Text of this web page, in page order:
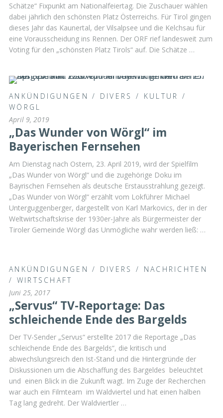
Schätze“ Fixpunkt am Nationalfeiertag. Die Zuschauer wählen
dabei jährlich den schönsten Platz Österreichs. Für Tirol gingen
dieses Jahr das Kaunertal, der Vilsalpsee und die Kelchsau für
eine Vorausscheidung ins Rennen. Der ORF rief landesweit zum
Voting für den „schönsten Platz Tirols“ auf. Die Schätze …
ANKÜNDIGUNGEN / DIVERS / KULTUR
/
WÖRGL
April 9, 2019
„Das Wunder von Wörgl“ im
Bayerischen Fernsehen
Am Dienstag nach Ostern, 23. April 2019, wird der Spielfilm
„Das Wunder von Wörgl“ und die zugehörige Doku im
Bayrischen Fernsehen als deutsche Erstausstrahlung gezeigt.
„Das Wunder von Wörgl“ erzählt vom Lokführer Michael
Unterguggenberger, dargestellt von Karl Markovics, der in der
Weltwirtschaftskrise der 1930er-Jahre als Bürgermeister der
Tiroler Gemeinde Wörgl das Unmögliche wahr werden ließ: …
ANKÜNDIGUNGEN / DIVERS / NACHRICHTEN
/ WIRTSCHAFT
Juni 25, 2017
„Servus“ TV-Reportage: Das
schleichende Ende des Bargelds
Der TV-Sender „Servus“ erstellte 2017 die Reportage „Das
schleichende Ende des Bargelds“, die kritisch und
abwechslungsreich den Ist-Stand und die Hintergründe der
Diskussionen um die Abschaffung des Bargeldes beleuchtet
und einen Blick in die Zukunft wagt. Im Zuge der Recherchen
war auch ein Filmteam im Waldviertel und hat einen halben
Tag lang gedreht. Der Waldviertler …